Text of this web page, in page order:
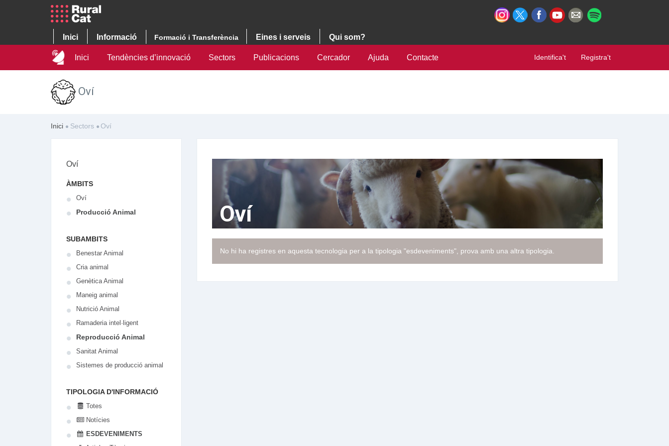
Inici Informació Formació i Transferència Eines i serveis Qui som?
Identifica't Registra't
Inici Tendències d’innovació Sectors Publicacions Cercador Ajuda Contacte
Oví
Inici Sectors Oví
Oví
ÀMBITS
Oví
Producció Animal
SUBAMBITS
Benestar Animal
Cria animal
Genètica Animal
Maneig animal
Nutrició Animal
Ramaderia intel·ligent
Reproducció Animal
Sanitat Animal
Sistemes de producció animal
TIPOLOGIA D'INFORMACIÓ
Totes
Notícies
ESDEVENIMENTS
Oví
No hi ha registres en aquesta tecnologia per a la tipologia "esdeveniments", prova amb una altra tipologia.